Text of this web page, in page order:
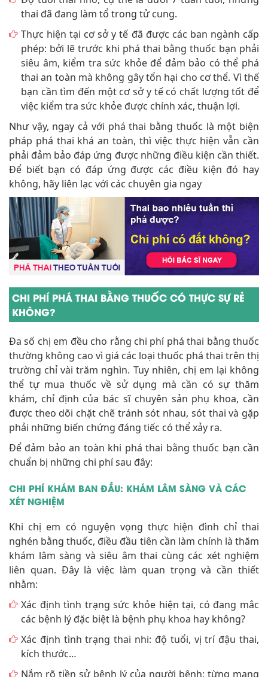
thai đã đang làm tổ trong tử cung.
Thực hiện tại cơ sở y tế đã được các ban ngành cấp
phép: bởi lẽ trước khi phá thai bằng thuốc bạn phải
siêu âm, kiểm tra sức khỏe để đảm bảo có thể phá
thai an toàn mà không gây tổn hại cho cơ thể. Vì thế
bạn cần tìm đến một cơ sở y tế có chất lượng tốt để
việc kiểm tra sức khỏe được chính xác, thuận lợi.
Như vậy, ngay cả với phá thai bằng thuốc là một biện
pháp phá thai khá an toàn, thì việc thực hiện vẫn cần
phải đảm bảo đáp ứng được những điều kiện cần thiết.
Để biết bạn có đáp ứng được các điều kiện đó hay
không, hãy liên lạc với các chuyên gia ngay
CHI PHÍ PHÁ THAI BẰNG THUỐC CÓ THỰC SỰ RẺ
KHÔNG?
Đa số chị em đều cho rằng chi phí phá thai bằng thuốc
thường không cao vì giá các loại thuốc phá thai trên thị
trường chỉ vài trăm nghìn. Tuy nhiên, chị em lại không
thể tự mua thuốc về sử dụng mà cần có sự thăm
khám, chỉ định của bác sĩ chuyên sản phụ khoa, cần
được theo dõi chặt chẽ tránh sót nhau, sót thai và gặp
phải những biến chứng đáng tiếc có thể xảy ra.
Để đảm bảo an toàn khi phá thai bằng thuốc bạn cần
chuẩn bị những chi phí sau đây:
CHI PHÍ KHÁM BAN ĐẦU: KHÁM LÂM SÀNG VÀ CÁC
XÉT NGHIỆM
Khi chị em có nguyện vọng thực hiện đình chỉ thai
nghén bằng thuốc, điều đầu tiên cần làm chính là thăm
khám lâm sàng và siêu âm thai cùng các xét nghiệm
liên quan. Đây là việc làm quan trọng và cần thiết
nhằm:
Xác định tình trạng sức khỏe hiện tại, có đang mắc
các bệnh lý đặc biệt là bệnh phụ khoa hay không?
Xác định tình trạng thai nhi: độ tuổi, vị trí đậu thai,
kích thước…
Nắm rõ tiền sử bệnh lý của người bệnh: từng mang